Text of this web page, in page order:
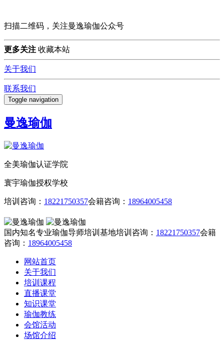
扫描二维码，关注曼逸瑜伽公众号
更多关注 收藏本站
关于我们
联系我们
Toggle navigation
曼逸瑜伽
全美瑜伽认证学院
寰宇瑜伽授权学校
培训咨询： 18221750357会籍咨询： 18964005458
国内知名专业瑜伽导师培训基地培训咨询： 18221750357会籍
咨询： 18964005458
网站首页
关于我们
培训课程
直播课堂
知识课堂
瑜伽教练
会馆活动
场馆介绍